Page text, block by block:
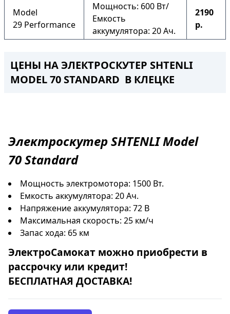
Model
29 Performance
Мощность: 600 Вт/
Емкость
аккумулятора: 20 Ач.
2190
р.
ЦЕНЫ НА ЭЛЕКТРОСКУТЕР SHTENLI
MODEL 70 STANDARD В КЛЕЦКЕ
ЭлектроскутерSHTENLI Model
70Standard
Мощность электромотора: 1500 Вт.
Емкость аккумулятора: 20 Ач.
Напряжение аккумулятора: 72 В
Максимальная скорость: 25 км/ч
Запас хода: 65 км
ЭлектроСамокат можно приобрести в
рассрочку или кредит!
БЕСПЛАТНАЯ ДОСТАВКА!